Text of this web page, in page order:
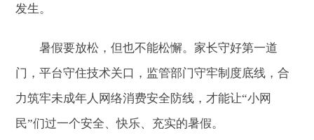
发生。
暑假要放松，但也不能松懈。家长守好第一道
门，平台守住技术关口，监管部门守牢制度底线，合
力筑牢未成年人网络消费安全防线，才能让“小网
民”们过一个安全、快乐、充实的暑假。